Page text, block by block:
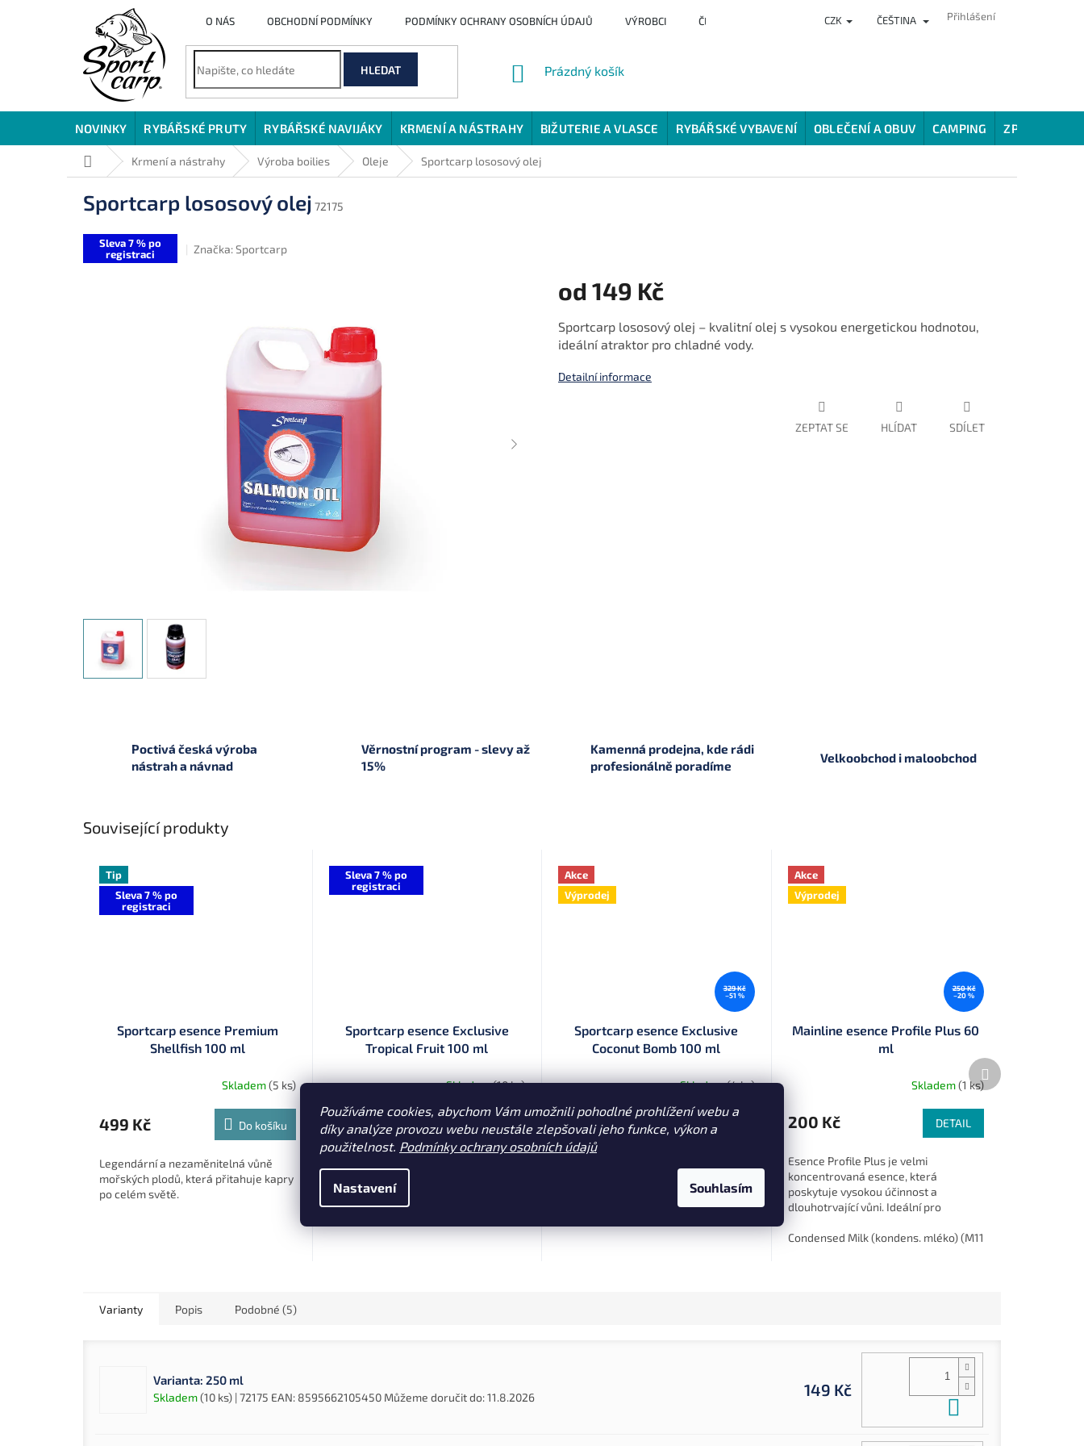
Používáme cookies, abychom Vám umožnili pohodlné prohlížení webu a
díky analýze provozu webu neustále zlepšovali jeho funkce, výkon a
použitelnost. Podmínky ochrany osobních údajů
Nastavení Souhlasím
O NÁS OBCHODNÍ PODMÍNKY PODMÍNKY OCHRANY OSOBNÍCH ÚDAJŮ VÝROBCI ČLÁNKY HODNOCENÍ OBCHODU VĚRNOSTNÍ
CZK ČEŠTINA Přihlášení
HLEDAT
NÁKUPNÍ
Prázdný košík
NOVINKY RYBÁŘSKÉ PRUTY RYBÁŘSKÉ NAVIJÁKY KRMENÍ A NÁSTRAHY BIŽUTERIE A VLASCE RYBÁŘSKÉ VYBAVENÍ OBLEČENÍ A OBUV CAMPING ZPŮSOBY
Domů Krmení a nástrahy Výroba boilies Oleje Sportcarp lososový olej
Sportcarp lososový olej 72175
Sleva 7 % po
registraci
Značka:Sportcarp
od 149 Kč
cena:
Sportcarp lososový olej – kvalitní olej s vysokou energetickou hodnotou,
ideální atraktor pro chladné vody.
Detailní informace
ZEPTAT SE HLÍDAT SDÍLET
Poctivá česká výroba
nástrah a návnad
Věrnostní program - slevy až
15%
Kamenná prodejna, kde rádi
profesionálně poradíme
Velkoobchod i maloobchod
Související produkty
Tip
Sleva 7 % po
registraci
Sportcarp esence Premium
Shellfish 100 ml
Skladem(5 ks)
499 Kč Do košíku
Legendární a nezaměnitelná vůně
mořských plodů, která přitahuje kapry
po celém světě.
Sleva 7 % po
registraci
Sportcarp esence Exclusive
Tropical Fruit 100 ml
Skladem(10 ks)
329 Kč Do košíku
Akce
Výprodej
329 Kč
–51 %
Sportcarp esence Exclusive
Coconut Bomb 100 ml
Skladem(4 ks)
159 Kč Do košíku
kapry k dezertnímu stolování.
Akce
Výprodej
250 Kč
–20 %
Mainline esence Profile Plus 60
ml
Skladem(1 ks)
200 Kč DETAIL
Esence Profile Plus je velmi
koncentrovaná esence, která
poskytuje vysokou účinnost a
dlouhotrvající vůni. Ideální pro
se rozpouští ve všech...
Condensed Milk (kondens. mléko) (M11007)
Další
produkt
Varianty Popis Podobné (5)
Varianta: 250 ml
Skladem(10 ks) | 72175 EAN: 8595662105450 Můžeme doručit do:11.8.2026 149 Kč